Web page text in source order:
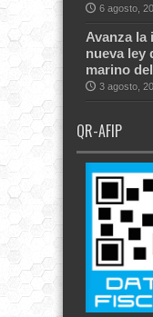
6 agosto,
Avanza la
nueva ley
marino
3 agosto,
QR-AFIP